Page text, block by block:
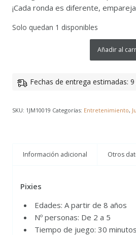
¡Cada ronda es diferente,
Solo quedan 1 disponibles
Añadir al
Fechas de entrega estimadas:
SKU: 1JM10019 Categorías: Entretenimiento,
Información adicional Otros
Pixies
Edades: A partir de 8 años
Nº personas: De 2 a 5
Tiempo de juego: 30 minutos